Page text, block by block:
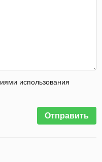
использования
Отправить